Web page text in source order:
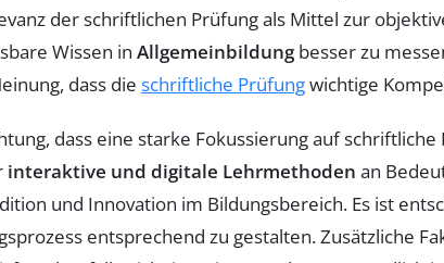
der schriftlichen Prüfung als Mittel zur
Wissen in Allgemeinbildungbesser zu
dass die schriftliche Prüfungwichtige
dass eine starke Fokussierung auf
interaktive und digitale Lehrmethoden an
und Innovation im Bildungsbereich. Es ist
entsprechend zu gestalten. Zusätzliche